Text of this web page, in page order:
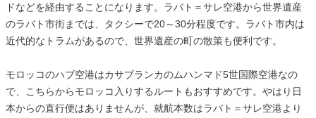
ドなどを経由することになります。ラバト＝サレ空港から世界遺産
のラバト市街までは、タクシーで20～30分程度です。ラバト市内は
近代的なトラムがあるので、世界遺産の町の散策も便利です。
モロッコのハブ空港はカサブランカのムハンマド5世国際空港なの
で、こちらからモロッコ入りするルートもおすすめです。やはり日
本からの直行便はありませんが、就航本数はラバト＝サレ空港より